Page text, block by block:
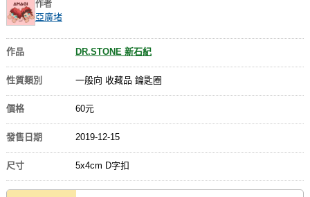
作者
亞廣堵
作品 DR.STONE 新石紀
性質類別 一般向 收藏品 鑰匙圈
價格 60元
發售日期 2019-12-15
尺寸 5x4cm D字扣